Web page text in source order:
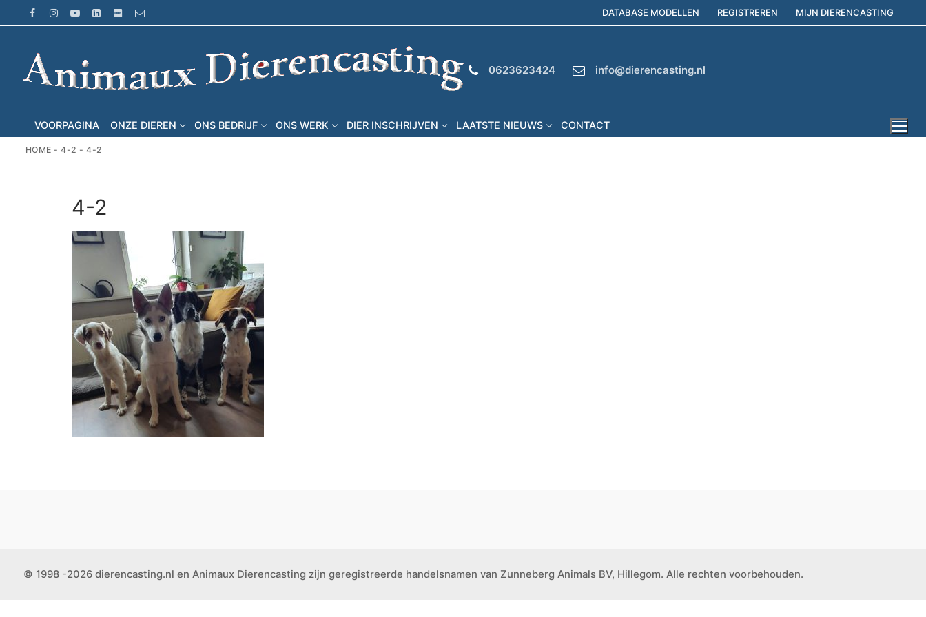
naar
inhoud
DATABASE MODELLEN REGISTREREN MIJN DIERENCASTING
0623623424 info@dierencasting.nl
VOORPAGINA ONZE DIEREN ONS BEDRIJF ONS WERK DIER INSCHRIJVEN LAATSTE NIEUWS CONTACT
HOME -4-2 -4-2
4-2
© 1998 -2026 dierencasting.nl en Animaux Dierencasting zijn geregistreerde handelsnamen van Zunneberg Animals BV, Hillegom. Alle rechten voorbehouden.